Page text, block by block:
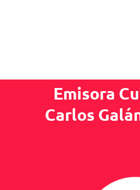
Emisora
Carlos